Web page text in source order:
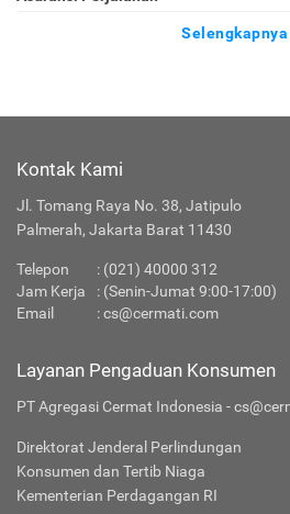
Selengkapnya
Kontak Kami
Jl. Tomang Raya No. 38, Jatipulo
Palmerah, Jakarta Barat 11430
Telepon : (021) 40000 312
Jam Kerja
: (Senin-Jumat 9:00-17:00)
Email
:cs@cermati.com
Layanan Pengaduan Konsumen
PT Agregasi Cermat Indonesia -
Direktorat Jenderal Perlindungan
Konsumen dan Tertib Niaga
Kementerian Perdagangan RI